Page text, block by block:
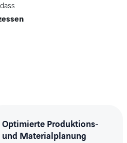
Optimierte Produktions‑
und Materialplanung